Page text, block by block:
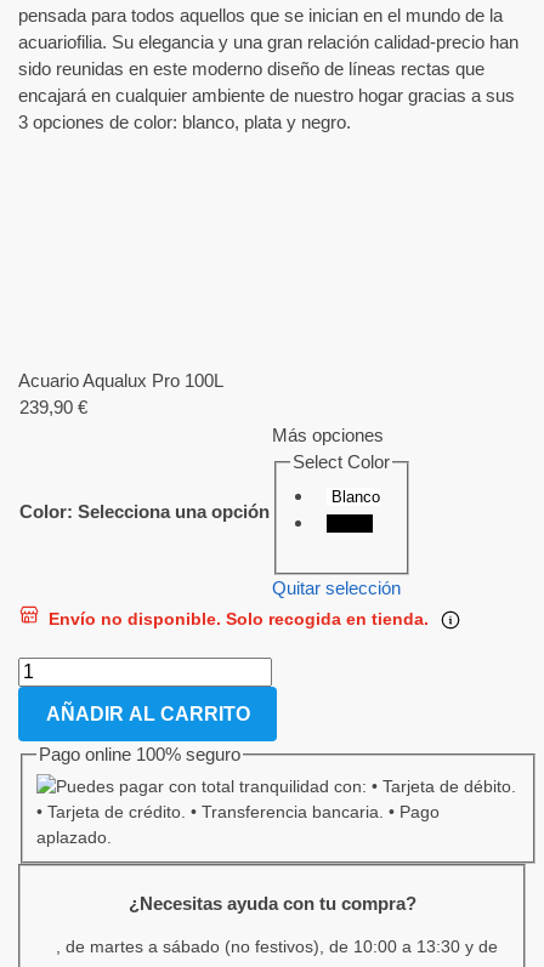
pensada para todos aquellos que se inician en el mundo de la
acuariofilia. Su elegancia y una gran relación calidad-precio han
sido reunidas en este moderno diseño de líneas rectas que
encajará en cualquier ambiente de nuestro hogar gracias a sus
3 opciones de color: blanco, plata y negro.
Acuario Aqualux Pro 100L
239,90 €
Color: Selecciona una opción
Más opciones
Select Color
Blanco
Quitar selección
Envío no disponible. Solo recogida en tienda.
AÑADIR AL CARRITO
Pago online 100% seguro
¿Necesitas ayuda con tu compra?
, de martes a sábado (no festivos), de 10:00 a 13:30 y de